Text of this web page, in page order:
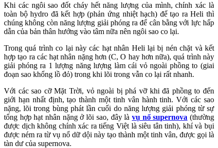
Khi các ngôi sao đốt cháy hết năng lượng của mình, chính xác là
toàn bộ hydro đã kết hợp (phản ứng nhiệt hạch) để tạo ra Heli thì
chúng không còn năng lượng giải phóng ra để cân bằng với lực hấp
dẫn của bản thân hướng vào tâm nữa nên ngôi sao co lại.
Trong quá trình co lại này các hạt nhân Heli lại bị nén chặt và kết
hợp tạo ra các hạt nhân nặng hơn (C, O hay hơn nữa), quá trình này
giải phóng ra 1 lượng năng lượng làm cái vỏ ngoài phồng to (giai
đoạn sao khổng lồ đỏ) trong khi lõi trong vẫn co lại rất nhanh.
Với các sao cỡ Mặt Trời, vỏ ngoài bị phá vỡ khi đã phồng to đến
giới hạn nhất định, tạo thành một tinh vân hành tinh. Với các sao
nặng, lõi trong bùng phát lần cuối do năng lượng giải phóng từ sự
tổng hợp hạt nhân nặng ở lõi sao, đây là vụ nổ supernova (thường
được dịch không chính xác ra tiếng Việt là siêu tân tinh), khí và bụi
được ném ra từ vụ nổ dữ dội này tạo thành một tinh vân, được gọi là
tàn dư của supernova.